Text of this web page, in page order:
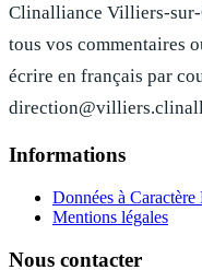
Clinalliance Villiers-sur-
tous vos commentaires
écrire en français par
Informations
Données à Caractère
Mentions légales
Nous contacter